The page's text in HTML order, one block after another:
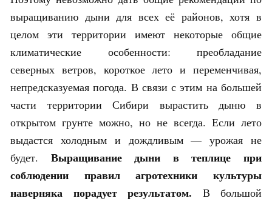
выращиванию дыни для всех её районов, хотя в
целом эти территории имеют некоторые общие
климатические особенности: преобладание
северных ветров, короткое лето и переменчивая,
непредсказуемая погода. В связи с этим на большей
части территории Сибири вырастить дыню в
открытом грунте можно, но не всегда. Если лето
выдастся холодным и дождливым — урожая не
будет. Выращивание дыни в теплице при
соблюдении правил агротехники культуры
наверняка порадует результатом. В большой